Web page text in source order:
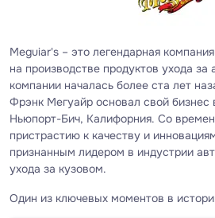
Meguiar's – это легендарная
на производстве продуктов ухода
компании началась более ста лет
Фрэнк Мегуайр основал свой бизнес
Ньюпорт-Бич, Калифорния. Со
пристрастию к качеству и
признанным лидером в индустрии
ухода за кузовом.
Один из ключевых моментов в